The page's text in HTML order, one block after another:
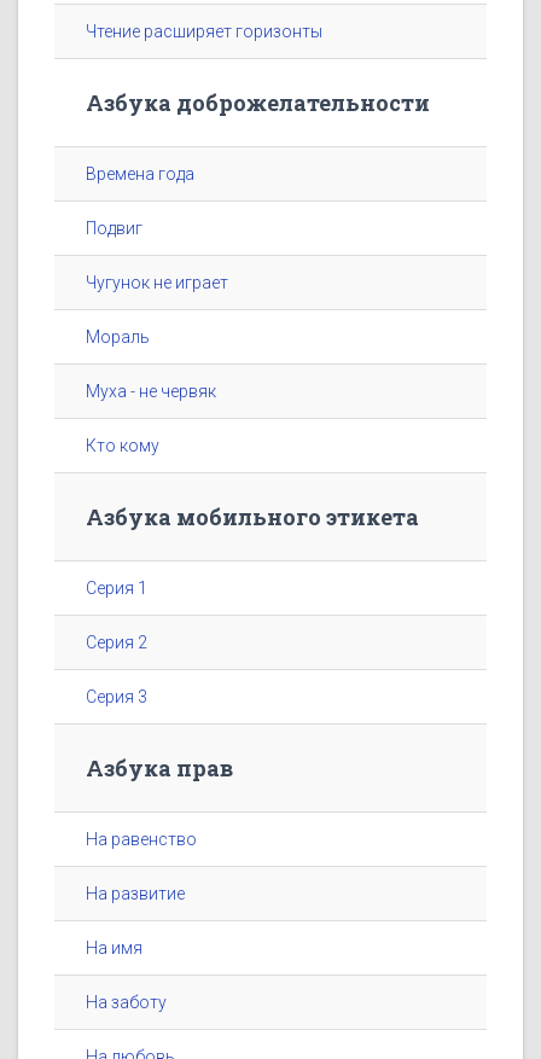
Чтение расширяет горизонты
Азбука доброжелательности
Времена года
Подвиг
Чугунок не играет
Мораль
Муха - не червяк
Кто кому
Азбука мобильного этикета
Серия 1
Серия 2
Серия 3
Азбука прав
На равенство
На развитие
На имя
На заботу